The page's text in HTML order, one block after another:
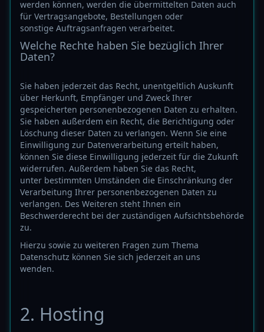
werden können, werden die übermittelten Daten auch
für Vertragsangebote, Bestellungen oder
sonstige Auftragsanfragen verarbeitet.
Welche Rechte haben Sie bezüglich Ihrer
Daten?
Sie haben jederzeit das Recht, unentgeltlich Auskunft
über Herkunft, Empfänger und Zweck Ihrer
gespeicherten personenbezogenen Daten zu erhalten.
Sie haben außerdem ein Recht, die Berichtigung oder
Löschung dieser Daten zu verlangen. Wenn Sie eine
Einwilligung zur Datenverarbeitung erteilt haben,
können Sie diese Einwilligung jederzeit für die Zukunft
widerrufen. Außerdem haben Sie das Recht,
unter bestimmten Umständen die Einschränkung der
Verarbeitung Ihrer personenbezogenen Daten zu
verlangen. Des Weiteren steht Ihnen ein
Beschwerderecht bei der zuständigen Aufsichtsbehörde
zu.
Hierzu sowie zu weiteren Fragen zum Thema
Datenschutz können Sie sich jederzeit an uns
wenden.
2. Hosting